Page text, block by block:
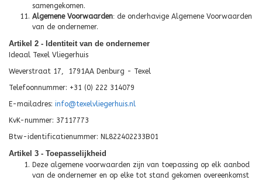
samengekomen.
Algemene Voorwaarden: de onderhavige Algemene Voorwaarden
van de ondernemer.
Artikel 2 - Identiteit van de ondernemer
Ideaal Texel Vliegerhuis
Weverstraat 17, 1791AA Denburg - Texel
Telefoonnummer: +31 (0) 222 314079
E-mailadres: info@texelvliegerhuis.nl
KvK-nummer: 37117773
Btw-identificatienummer: NL822402233B01
Artikel 3 - Toepasselijkheid
Deze algemene voorwaarden zijn van toepassing op elk aanbod
van de ondernemer en op elke tot stand gekomen overeenkomst